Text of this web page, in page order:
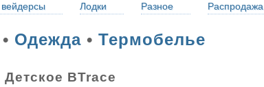
Лодки Разное Распродажа
• Одежда• Термобелье
Детское BTrace